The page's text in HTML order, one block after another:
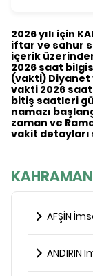
2026 yılı için
iftar ve sahur
içerik
2026 saat
(vakti) Diyanet
vakti 2026
bitiş saatleri
namazı
zaman ve
vakit detayları
AFŞİN
ANDIRIN